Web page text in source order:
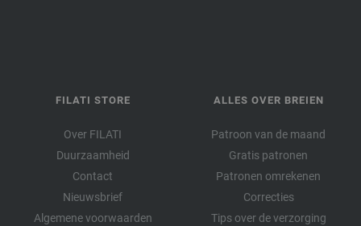
FILATI STORE
Over FILATI
Duurzaamheid
Contact
Nieuwsbrief
Algemene voorwaarden
ALLES OVER BREIEN
Patroon van de maand
Gratis patronen
Patronen omrekenen
Correcties
Tips over de verzorging